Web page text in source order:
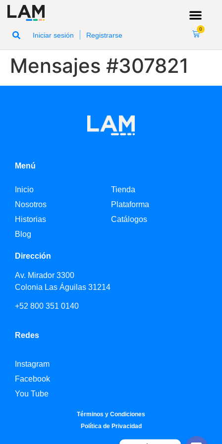
Iniciar sesión Registrarse
0
Mensajes #307821
Menú
Inicio
Nosotros
Historias
Blog
Tienda
Plataforma
Catálogos
Dirección
Av. Mirador 3300
Colonia Las Águilas 31214
+52 800 351 0140
Redes
Instagram
Facebook
You Tube
Términos y Condiciones
Política de Privacidad